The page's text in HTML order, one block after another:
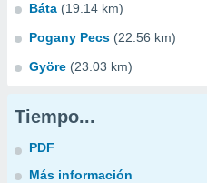
Báta (19.14 km)
Pogany Pecs (22.56 km)
Györe (23.03 km)
Tiempo...
PDF
Más información